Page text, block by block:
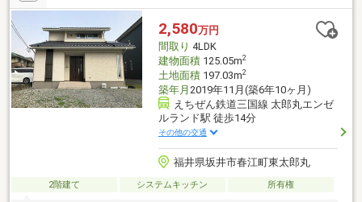
2,580万円
間取り 4LDK
建物面積125.05m2
土地面積197.03m2
築年月 2019年11月(築6年10ヶ月)
えちぜん鉄道三国線 太郎丸エンゼ
ルランド駅 徒歩14分
その他の交通
福井県坂井市春江町東太郎丸
2階建て システムキッチン 所有権